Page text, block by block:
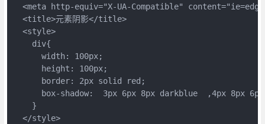
<meta http-equiv="X-UA-Compatible"
  <title>元素阴影</title>
  <style>
    div{
      width: 100px;
      height: 100px;
      border: 2px solid red;
box-shadow:  3px 6px 8px darkblue  ,4px 8px
    }
  </style>